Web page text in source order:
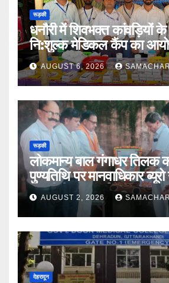
रूड़की
धनौरी में शिवभक्त कांवड़ियों के
नि:शुल्क मेडिकल कैंप का
AUGUST 6, 2026
रूड़की
लोकमान्य बाल गंगाधर तिलक
पुण्यतिथि पर मानवाधिकार
भावभीनी श्रद्धांजलि
AUGUST 2, 2026
देहरादून